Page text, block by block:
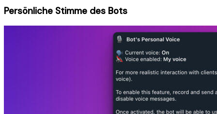
Persönliche Stimme des Bots